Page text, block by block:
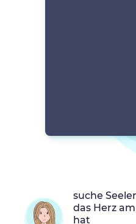
suche
das Herz
hat